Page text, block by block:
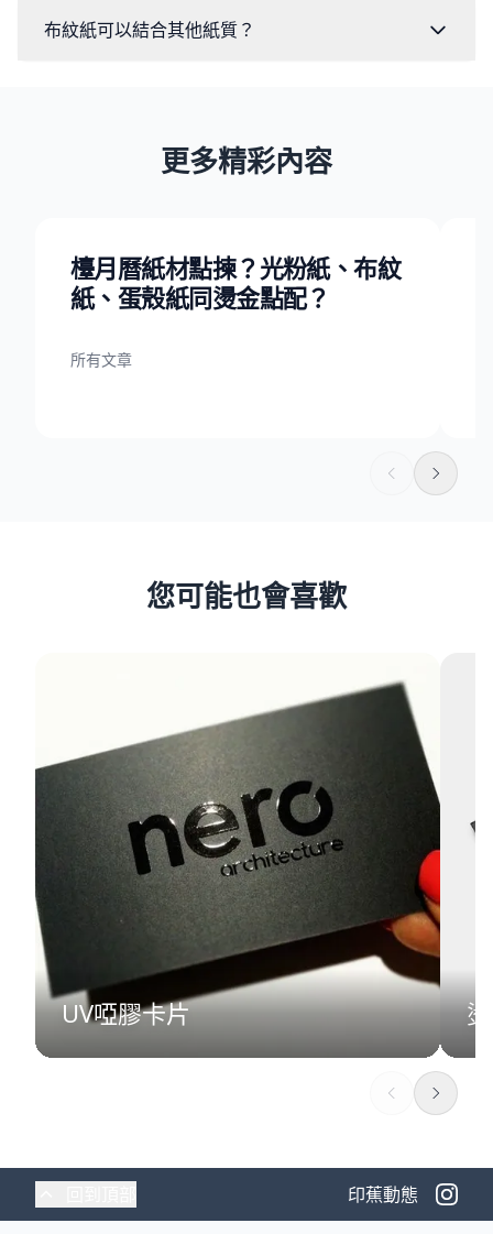
布紋紙可以結合其他紙質？
更多精彩內容
檯月曆紙材點揀？光粉紙、布紋
紙、蛋殼紙同燙金點配？
所有文章
您可能也會喜歡
UV啞膠卡片
印蕉動態